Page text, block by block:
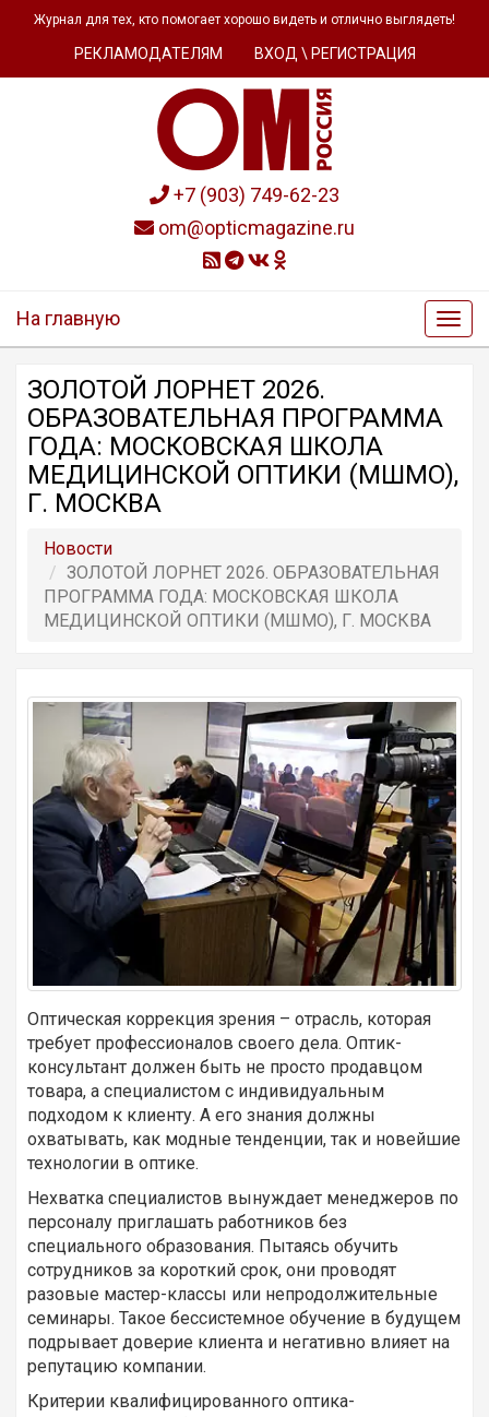
Журнал для тех, кто помогает хорошо видеть и отлично выглядеть!
РЕКЛАМОДАТЕЛЯМ ВХОД \ РЕГИСТРАЦИЯ
+7 (903) 749-62-23
om@opticmagazine.ru
На главную
ЗОЛОТОЙ ЛОРНЕТ 2026.
ОБРАЗОВАТЕЛЬНАЯ ПРОГРАММА
ГОДА: МОСКОВСКАЯ ШКОЛА
МЕДИЦИНСКОЙ ОПТИКИ (МШМО),
Г. МОСКВА
Новости
ЗОЛОТОЙ ЛОРНЕТ 2026. ОБРАЗОВАТЕЛЬНАЯ
ПРОГРАММА ГОДА: МОСКОВСКАЯ ШКОЛА
МЕДИЦИНСКОЙ ОПТИКИ (МШМО), Г. МОСКВА
Оптическая коррекция зрения – отрасль, которая
требует профессионалов своего дела. Оптик-
консультант должен быть не просто продавцом
товара, а специалистом с индивидуальным
подходом к клиенту. А его знания должны
охватывать, как модные тенденции, так и новейшие
технологии в оптике.
Нехватка специалистов вынуждает менеджеров по
персоналу приглашать работников без
специального образования. Пытаясь обучить
сотрудников за короткий срок, они проводят
разовые мастер-классы или непродолжительные
семинары. Такое бессистемное обучение в будущем
подрывает доверие клиента и негативно влияет на
репутацию компании.
Критерии квалифицированного оптика-